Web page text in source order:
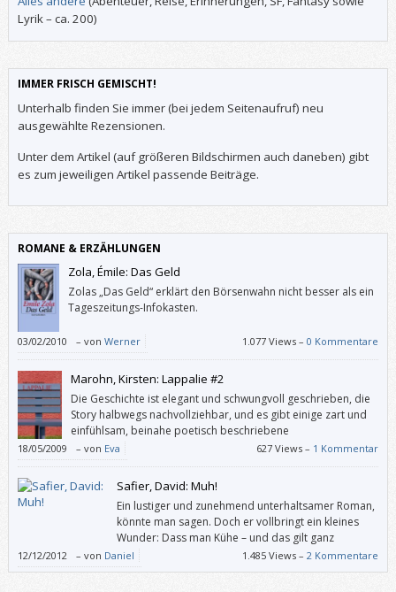
Lyrik – ca. 200)
IMMER FRISCH GEMISCHT!
Unterhalb finden Sie immer (bei jedem Seitenaufruf) neu
ausgewählte Rezensionen.
Unter dem Artikel (auf größeren Bildschirmen auch daneben) gibt
es zum jeweiligen Artikel passende Beiträge.
ROMANE & ERZÄHLUNGEN
Zola, Émile: Das Geld
Zolas „Das Geld“ erklärt den Börsenwahn nicht besser als ein
Tageszeitungs-Infokasten.
03/02/2010 – von Werner 1.077 Views –0 Kommentare
Marohn, Kirsten: Lappalie #2
Die Geschichte ist elegant und schwungvoll geschrieben, die
Story halbwegs nachvollziehbar, und es gibt einige zart und
einfühlsam, beinahe poetisch beschriebene
Momentaufnahmen, die mich berührt haben. Wären da nicht
die Dialoge!
18/05/2009 – von Eva 627 Views – 1 Kommentar
Safier, David: Muh!
Ein lustiger und zunehmend unterhaltsamer Roman,
könnte man sagen. Doch er vollbringt ein kleines
Wunder: Dass man Kühe – und das gilt ganz
besonders für Stadtmenschen – zukünftig mit
anderen Augen sehen wird. Und insofern ein großartiges Plädoyer
12/12/2012 – von Daniel 1.485 Views –2 Kommentare